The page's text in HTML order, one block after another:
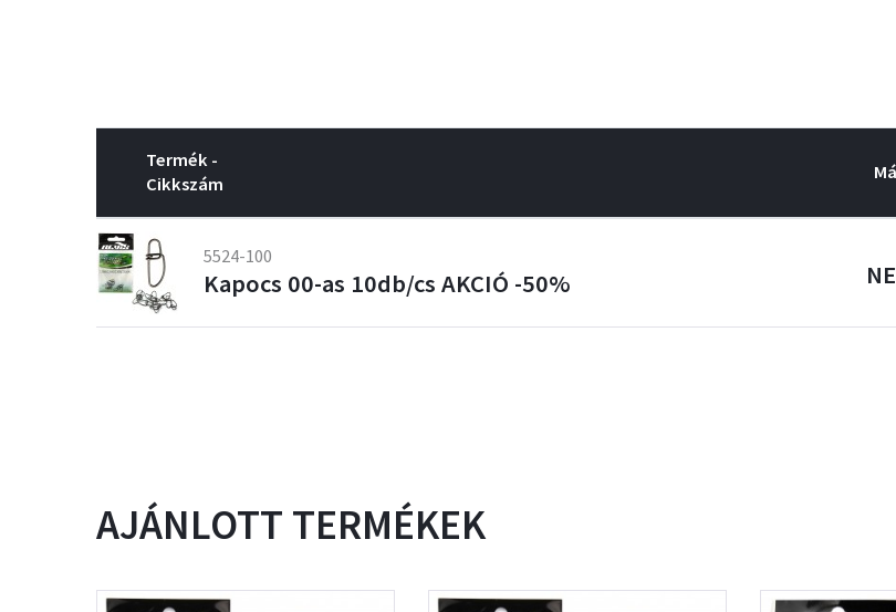
Termék -
Cikkszám
5524-100
Kapocs 00-as 10db/cs AKCIÓ -50%
AJÁNLOTT TERMÉKEK